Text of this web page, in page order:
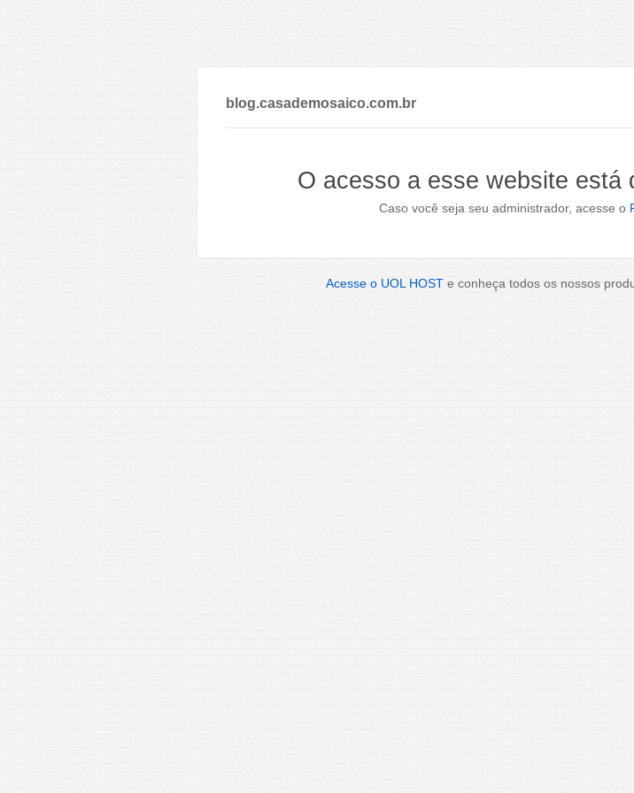
blog.casademosaico.com.br
O acesso a esse website está
Caso você seja seu administrador, acesse o
Acesse o UOL HOST e conheça todos os nossos